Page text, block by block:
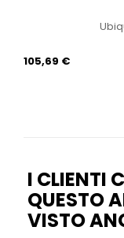
105,69 €
I CLIENTI
QUESTO
VISTO